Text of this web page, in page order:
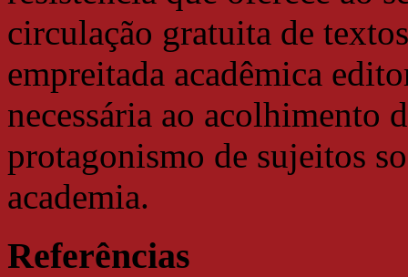
circulação gratuita de
empreitada acadêmica
necessária ao acolhimento
protagonismo de sujeitos
academia.
Referências